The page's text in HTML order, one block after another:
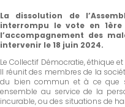
La dissolution de
interrompu le vote en
l’accompagnement des
intervenir le 18 juin 2024.
Le Collectif Démocratie, éthique
Il réunit des membres de la
du bien commun et à ce que
ensemble au service de la
incurable, ou des situations de